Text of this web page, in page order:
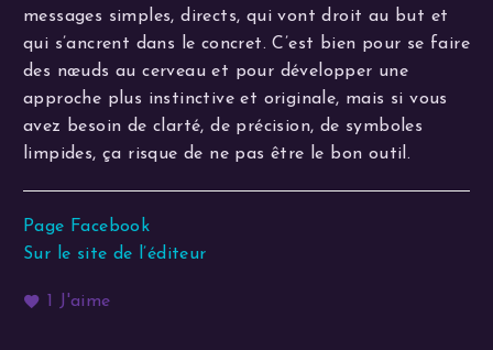
messages simples, directs, qui vont droit au but et
qui s’ancrent dans le concret. C’est bien pour se faire
des nœuds au cerveau et pour développer une
approche plus instinctive et originale, mais si vous
avez besoin de clarté, de précision, de symboles
limpides, ça risque de ne pas être le bon outil.
Page Facebook
Sur le site de l’éditeur
J'aime